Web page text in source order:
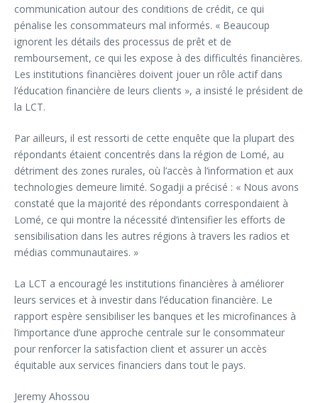
communication autour des conditions de crédit, ce qui
pénalise les consommateurs mal informés. « Beaucoup
ignorent les détails des processus de prêt et de
remboursement, ce qui les expose à des difficultés financières.
Les institutions financières doivent jouer un rôle actif dans
l’éducation financière de leurs clients », a insisté le président de
la LCT.
Par ailleurs, il est ressorti de cette enquête que la plupart des
répondants étaient concentrés dans la région de Lomé, au
détriment des zones rurales, où l’accès à l’information et aux
technologies demeure limité. Sogadji a précisé : « Nous avons
constaté que la majorité des répondants correspondaient à
Lomé, ce qui montre la nécessité d’intensifier les efforts de
sensibilisation dans les autres régions à travers les radios et
médias communautaires. »
La LCT a encouragé les institutions financières à améliorer
leurs services et à investir dans l’éducation financière. Le
rapport espère sensibiliser les banques et les microfinances à
l’importance d’une approche centrale sur le consommateur
pour renforcer la satisfaction client et assurer un accès
équitable aux services financiers dans tout le pays.
Jeremy Ahossou